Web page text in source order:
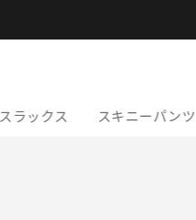
スラックス スキニーパンツ